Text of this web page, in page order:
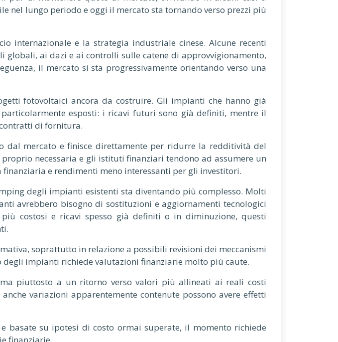
nel lungo periodo e oggi il mercato sta tornando verso prezzi più
internazionale e la strategia industriale cinese. Alcune recenti
ai dazi e ai controlli sulle catene di approvvigionamento,
il mercato si sta progressivamente orientando verso una
fotovoltaici ancora da costruire. Gli impianti che hanno già
esposti: i ricavi futuri sono già definiti, mentre il
di fornitura.
dal mercato e finisce direttamente per ridurre la redditività del
necessaria e gli istituti finanziari tendono ad assumere un
e rendimenti meno interessanti per gli investitori.
degli impianti esistenti sta diventando più complesso. Molti
avrebbero bisogno di sostituzioni e aggiornamenti tecnologici
costosi e ricavi spesso già definiti o in diminuzione, questi
soprattutto in relazione a possibili revisioni dei meccanismi
degli impianti richiede valutazioni finanziarie molto più caute.
piuttosto a un ritorno verso valori più allineati ai reali costi
variazioni apparentemente contenute possono avere effetti
basate su ipotesi di costo ormai superate, il momento richiede